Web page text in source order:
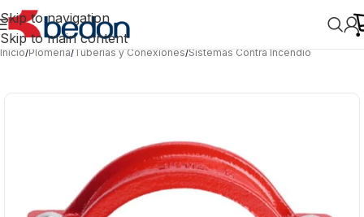
Skip to navigation
Skip to main content
Inicio/Plomería/Tuberías y Conexiones/Sistemas Contra Incendio